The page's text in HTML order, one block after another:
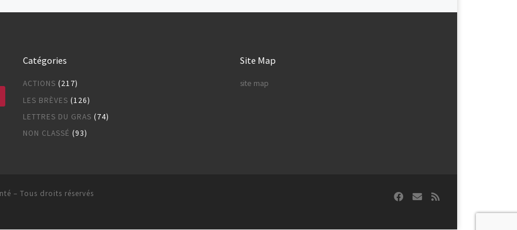
Rechercher …
Catégories
ACTIONS (217)
LES BRÈVES (126)
LETTRES DU GRAS (74)
NON CLASSÉ (93)
Site Map
site map
– Tous droits réservés